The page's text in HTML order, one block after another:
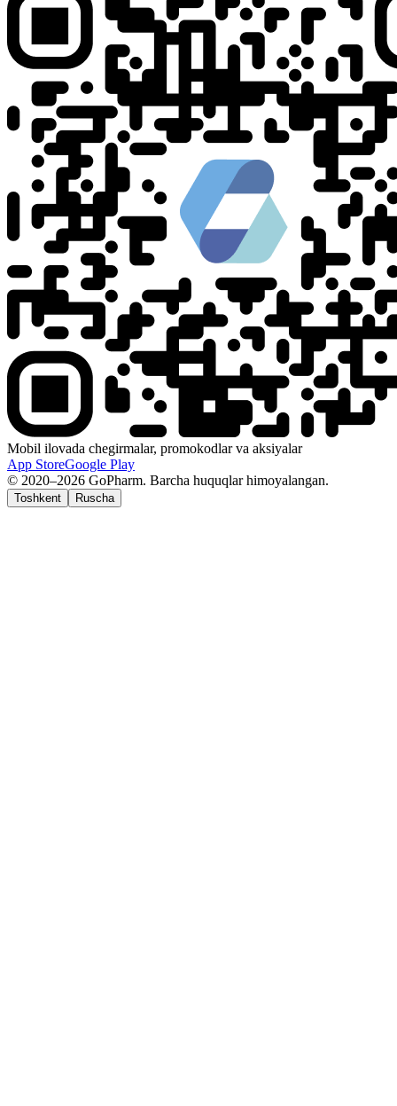
Mobil ilovada chegirmalar, promokodlar va aksiyalar
App StoreGoogle Play
© 2020–2026 GoPharm. Barcha huquqlar himoyalangan.
Toshkent Ruscha